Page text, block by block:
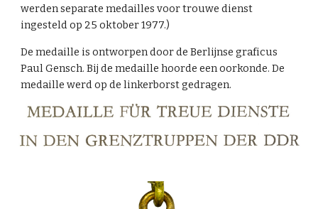
werden separate medailles voor trouwe dienst
ingesteld op 25 oktober 1977.)
De medaille is ontworpen door de Berlijnse graficus
Paul Gensch. Bij de medaille hoorde een oorkonde. De
medaille werd op de linkerborst gedragen.